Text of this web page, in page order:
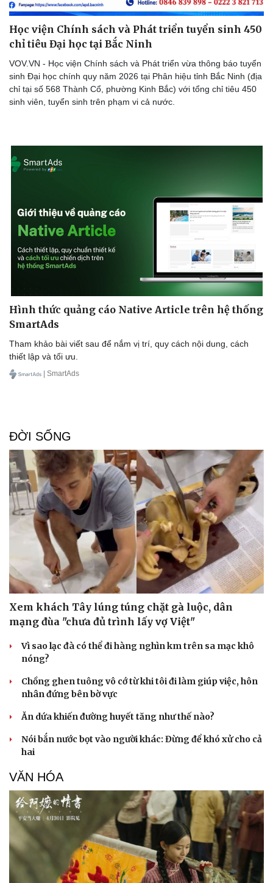
Thông tin doanh nghiệp
Doanh nghiệp 24h
Doanh nhân
Công nghệ
Sành điệu
Tin Công nghệ
Trải nghiệm
Học viện Chính sách và Phát triển tuyển sinh 450
chỉ tiêu Đại học tại Bắc Ninh
VOV.VN - Học viện Chính sách và Phát triển vừa thông báo tuyển
sinh Đại học chính quy năm 2026 tại Phân hiệu tỉnh Bắc Ninh (địa
chỉ tại số 568 Thành Cổ, phường Kinh Bắc) với tổng chỉ tiêu 450
sinh viên, tuyển sinh trên phạm vi cả nước.
Hình thức quảng cáo Native Article trên hệ thống
SmartAds
Tham khảo bài viết sau để nắm vị trí, quy cách nội dung, cách
thiết lập và tối ưu.
| SmartAds
ĐỜI SỐNG
Xem khách Tây lúng túng chặt gà luộc, dân
mạng đùa "chưa đủ trình lấy vợ Việt"
Vì sao lạc đà có thể đi hàng nghìn km trên sa mạc khô
nóng?
Chồng ghen tuông vô cớ từ khi tôi đi làm giúp việc, hôn
nhân đứng bên bờ vực
Ăn dứa khiến đường huyết tăng như thế nào?
Nói bắn nước bọt vào người khác: Đừng để khó xử cho cả
hai
VĂN HÓA